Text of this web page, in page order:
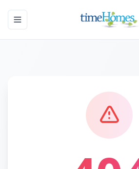
Toggle navigation menu